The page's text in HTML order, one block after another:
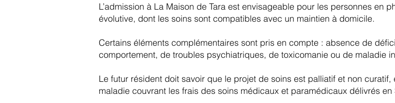
L’admission à La Maison de Tara est envisageable pour les personnes en
évolutive, dont les soins sont compatibles avec un maintien à domicile.
Certains éléments complémentaires sont pris en compte : absence de
comportement, de troubles psychiatriques, de toxicomanie ou de maladie
Le futur résident doit savoir que le projet de soins est palliatif et non
maladie couvrant les frais des soins médicaux et paramédicaux délivrés en